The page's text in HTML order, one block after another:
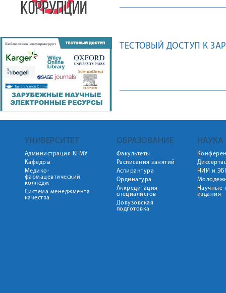
ТЕСТОВЫЙ ДОСТУП К
УНИВЕРСИТЕТ
Администрация КГМУ
Кафедры
Медико-
фармацевтический
колледж
Система менеджмента
качества
ОБРАЗОВАНИЕ
Факультеты
Расписания занятий
Аспирантура
Ординатура
Аккредитация
специалистов
Довузовская
подготовка
НАУКА
НИИ и
Научные
издания